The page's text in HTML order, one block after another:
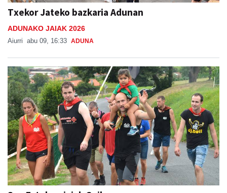
Txekor Jateko bazkaria Adunan
ADUNAKO JAIAK 2026
Aiurri abu 09, 16:33 ADUNA